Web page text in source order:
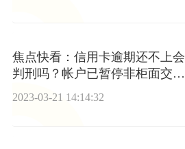
焦点快看：信用卡逾期还不上会
判刑吗？帐户已暂停非柜面交易
2023-03-21 14:14:32